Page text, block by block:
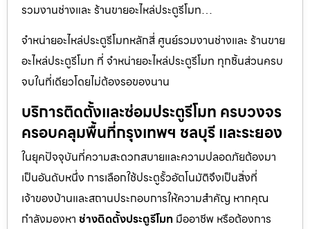
รวมงานช่างและ ร้านขายอะไหล่ประตูรีโมท…
จำหน่ายอะไหล่ประตูรีโมทหลักสี่ ศูนย์รวมงานช่างและ ร้านขาย
อะไหล่ประตูรีโมท ที่ จำหน่ายอะไหล่ประตูรีโมท ทุกชิ้นส่วนครบ
จบในที่เดียวโดยไม่ต้องรอของนาน
บริการติดตั้งและซ่อมประตูรีโมท ครบวงจร
ครอบคลุมพื้นที่กรุงเทพฯ ชลบุรี และระยอง
ในยุคปัจจุบันที่ความสะดวกสบายและความปลอดภัยต้องมา
เป็นอันดับหนึ่ง การเลือกใช้ประตูรั้วอัตโนมัติจึงเป็นสิ่งที่
เจ้าของบ้านและสถานประกอบการให้ความสำคัญ หากคุณ
กำลังมองหา ช่างติดตั้งประตูรีโมท มืออาชีพ หรือต้องการ